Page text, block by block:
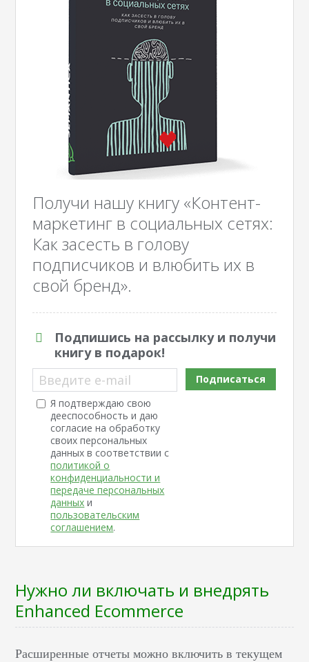
Получи нашу книгу «Контент-
маркетинг в социальных сетях:
Как засесть в голову
подписчиков и влюбить их в
свой бренд».
Подпишись на рассылку и получи
книгу в подарок!
Введите e-mail
Я подтверждаю свою
дееспособность и даю
согласие на обработку
своих персональных
данных в соответствии с
политикой о
конфиденциальности и
передаче персональных
данных и
пользовательским
соглашением.
Подписаться
Нужно ли включать и внедрять
Enhanced Ecommerce
Расширенные отчеты можно включить в текущем